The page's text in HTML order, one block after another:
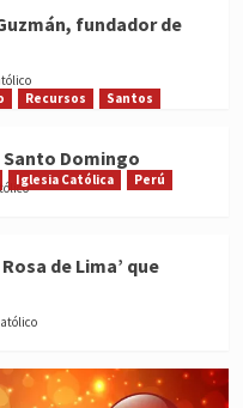
fundador de
Recursos Santos
Domingo
Iglesia Católica
Perú
de Lima’ que